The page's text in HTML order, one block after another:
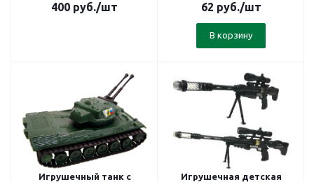
400 руб./шт 62 руб./шт
В корзину
Игрушечный танк с
Игрушечная детская